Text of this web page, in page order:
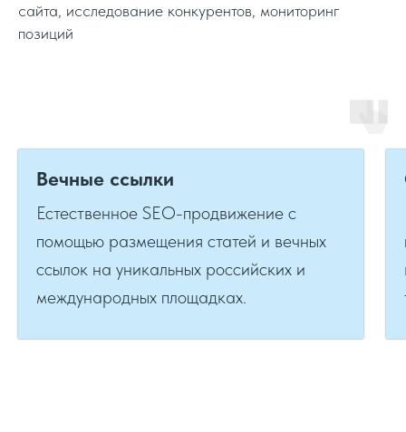
сайта, исследование конкурентов, мониторинг
позиций
Вечные ссылки
Естественное SEO-продвижение с
помощью размещения статей и вечных
ссылок на уникальных российских и
международных площадках.